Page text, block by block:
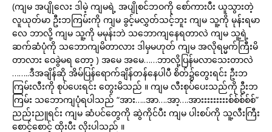
(ကျမ အပျိုလေး ဒါမဲ့ ကျမရဲ့ အပျိုစင်ဘဝကို စော်ကားပီး ယူသွားတဲ့
လူယုတ်မာ ဦးဘကြမ်းကို ကျမ ခွင့်မလွှတ်သင့်ဘူး ကျမ သူ့ကို မုန်းရမာ
လေ ဘာလို့ ကျမ သူ့ကို မမုန်းဘဲ သဘောကျနေရတာလဲ ကျမ သူ့ရဲ့
ဆက်ဆံပုံကို သဘောကျမိတာလား ဒါမှမဟုတ် ကျမ အလိုရမ္မက်ကြီးမိ
တာလား ဝေခွဲမရ တော့ ) အမေ အမေ……ဘာလို့ပြန်မလာသေးတာလဲ
……..ဒီအချိန်ဆို အိမ်ပြန်ရောက်ချိန်တန်နေပါပီ စိတ်၌တွေးရင်း ဦးဘ
ကြမ်းလီးကို စုပ်ပေးရင်း တွေးမိသည် ။ ကျမ လီးစုပ်ပေးသည်ကို ဦးဘ
ကြမ်း သဘောကျပုံရပါသည် “အား…..အာ….အာ့….အားးးးးးးးးစ်စ်စ်စ်စ်”
ညည်းညူရင်း ကျမ ဆံပင်တွေကို ဆွဲကိုင်ပီး ကျမ ပါးစပ်ကို သူ့လီးကြီး
စောင့်စောင့် ထိုးပီး လိုးပါသည် ။